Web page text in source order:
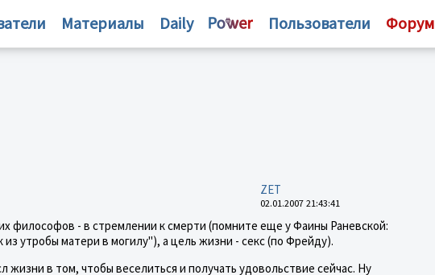
Материалы Daily Пользователи Форум
ZET
02.01.2007 21:43:41
философов - в стремлении к смерти (помните еще у Фаины Раневской:
утробы матери в могилу"), а цель жизни - секс (по Фрейду).
жизни в том, чтобы веселиться и получать удовольствие сейчас. Ну